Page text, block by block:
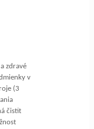
zdravé
v
(3
čistit